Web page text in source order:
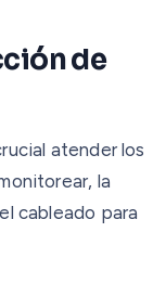
de
atender los
la
cableado para